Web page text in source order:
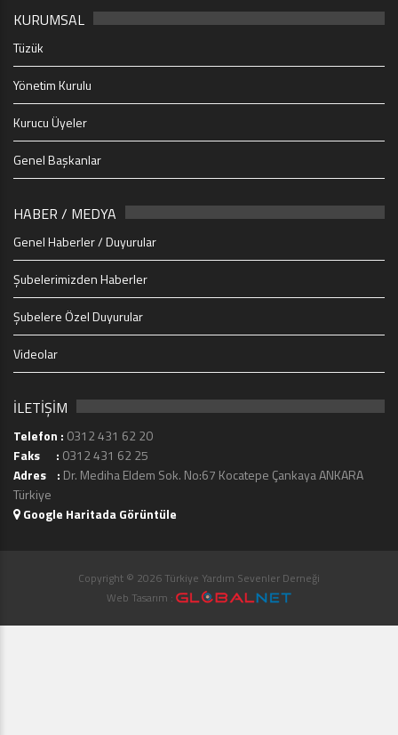
KURUMSAL
Tüzük
Yönetim Kurulu
Kurucu Üyeler
Genel Başkanlar
HABER / MEDYA
Genel Haberler / Duyurular
Şubelerimizden Haberler
Şubelere Özel Duyurular
Videolar
İLETİŞİM
Telefon : 0312 431 62 20
Faks : 0312 431 62 25
Adres : Dr. Mediha Eldem Sok. No:67 Kocatepe Çankaya ANKARA
Türkiye
Google Haritada Görüntüle
Copyright © 2026 Türkiye Yardım Sevenler Derneği
Web Tasarım :